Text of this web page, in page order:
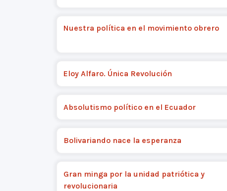
Nuestra política en el movimiento obrero
Eloy Alfaro. Única Revolución
Absolutismo político en el Ecuador
Bolivariando nace la esperanza
Gran minga por la unidad patriótica y
revolucionaria